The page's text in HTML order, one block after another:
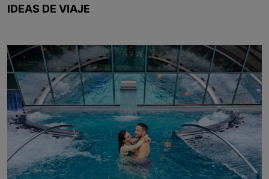
IDEAS DE VIAJE